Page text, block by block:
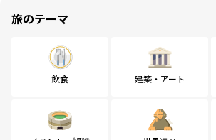
旅のテーマ
飲食 建築・アート